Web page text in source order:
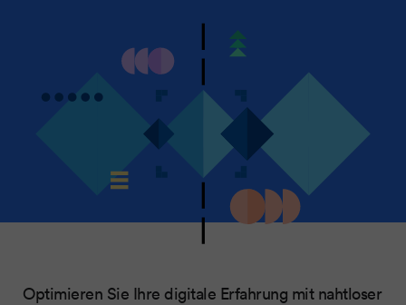
Optimieren Sie Ihre digitale Erfahrung mit nahtloser